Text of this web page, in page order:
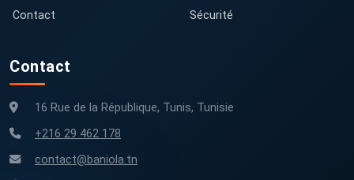
Contact
Sécurité
Contact
16 Rue de la République, Tunis, Tunisie
+216 29 462 178
contact@baniola.tn